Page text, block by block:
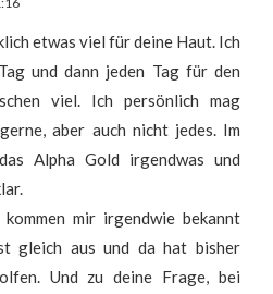
etwas viel für deine Haut. Ich
und dann jeden Tag für den
viel. Ich persönlich mag
aber auch nicht jedes. Im
Alpha Gold irgendwas und
mir irgendwie bekannt
gleich aus und da hat bisher
Und zu deine Frage, bei